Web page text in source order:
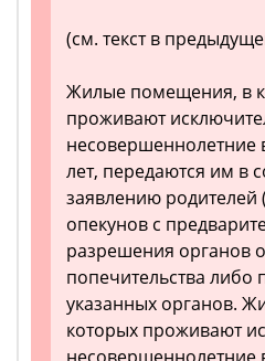
(см. текст в
Жилые помещения, в
проживают
несовершеннолетние
лет, передаются им в
заявлению родителей
опекунов с
разрешения органов
попечительства либо
указанных органов.
которых проживают